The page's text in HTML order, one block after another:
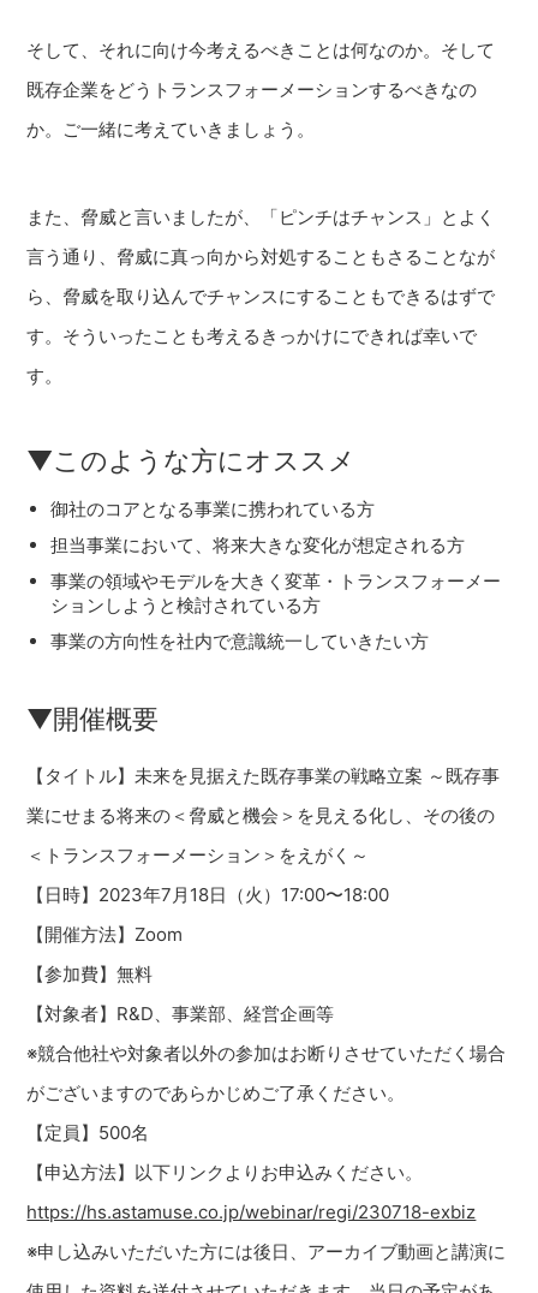
そして、それに向け今考えるべきことは何なのか。そして
既存企業をどうトランスフォーメーションするべきなの
か。ご一緒に考えていきましょう。
また、脅威と言いましたが、「ピンチはチャンス」とよく
言う通り、脅威に真っ向から対処することもさることなが
ら、脅威を取り込んでチャンスにすることもできるはずで
す。そういったことも考えるきっかけにできれば幸いで
す。
▼このような方にオススメ
御社のコアとなる事業に携われている方
担当事業において、将来大きな変化が想定される方
事業の領域やモデルを大きく変革・トランスフォーメー
ションしようと検討されている方
事業の方向性を社内で意識統一していきたい方
▼開催概要
【タイトル】未来を見据えた既存事業の戦略立案 ～既存事
業にせまる将来の＜脅威と機会＞を見える化し、その後の
＜トランスフォーメーション＞をえがく～
【日時】2023年7月18日（火）17:00〜18:00
【開催方法】Zoom
【参加費】無料
【対象者】R&D、事業部、経営企画等
※競合他社や対象者以外の参加はお断りさせていただく場合
がございますのであらかじめご了承ください。
【定員】500名
【申込方法】以下リンクよりお申込みください。
https://hs.astamuse.co.jp/webinar/regi/230718-exbiz
※申し込みいただいた方には後日、アーカイブ動画と講演に